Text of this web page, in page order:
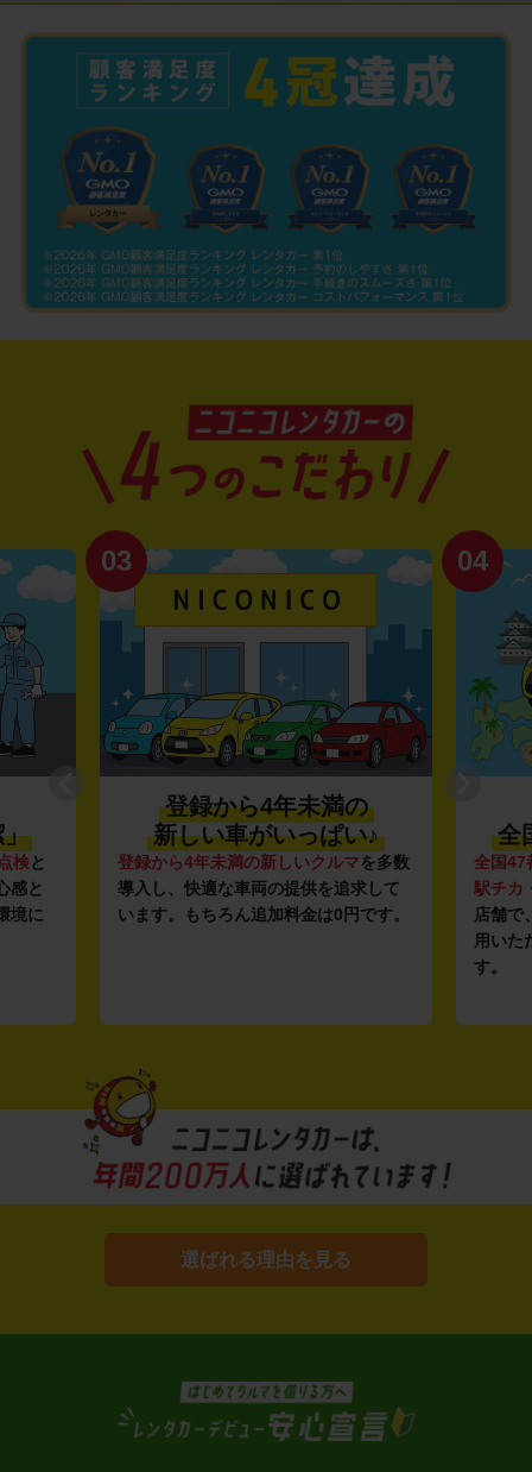
」
検と
感と
境に
03
登録から4年未満の
新しい車がいっぱい♪
登録から4年未満の新しいクルマを多数
導入し、快適な車両の提供を追求して
います。もちろん追加料金は0円です。
04
全
全国47
駅チカ
店舗で
用いた
す。
選ばれる理由を見る